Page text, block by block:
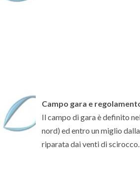
Campo gara e
Il campo di gara è definito
nord) ed entro un miglio
riparata dai venti di scirocco.